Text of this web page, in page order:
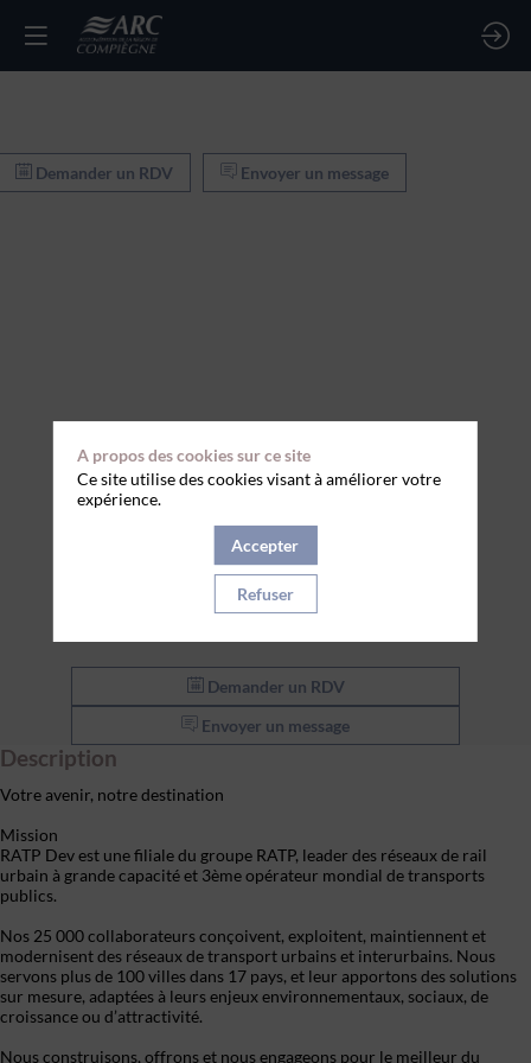
Demander un RDV Envoyer un message
Demander un RDV
Envoyer un message
Description
Votre avenir, notre destination
Mission
RATP Dev est une filiale du groupe RATP, leader des réseaux de rail
urbain à grande capacité et 3ème opérateur mondial de transports
publics.
Nos 25 000 collaborateurs conçoivent, exploitent, maintiennent et
modernisent des réseaux de transport urbains et interurbains. Nous
servons plus de 100 villes dans 17 pays, et leur apportons des solutions
sur mesure, adaptées à leurs enjeux environnementaux, sociaux, de
croissance ou d’attractivité.
Nous construisons, offrons et nous engageons pour le meilleur du
A propos des cookies sur ce site
Ce site utilise des cookies visant à améliorer votre
expérience.
Accepter
Refuser